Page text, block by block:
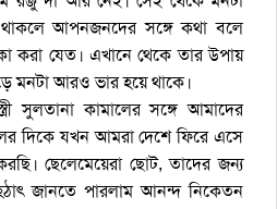
আপনজনদের সঙ্গে কথা বলে
করা যেত। এখানে থেকে তার উপায়
মনটা আরও ভার হয়ে থাকে।
সুলতানা কামালের সঙ্গে আমাদের
দিকে যখন আমরা দেশে ফিরে এসে
ছেলেমেয়েরা ছোট, তাদের জন্য
জানতে পারলাম আনন্দ নিকেতন